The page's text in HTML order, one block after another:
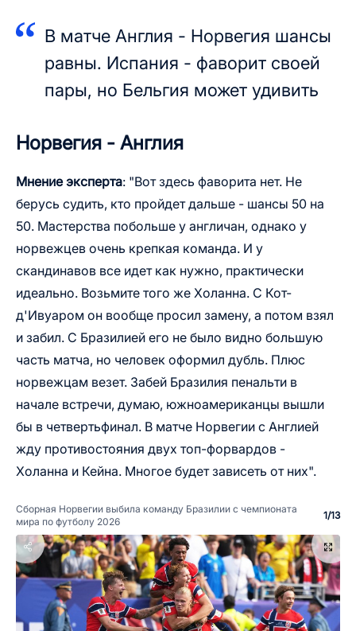
В матче Англия - Норвегия шансы
равны. Испания - фаворит своей
пары, но Бельгия может удивить
Норвегия - Англия
Мнение эксперта: "Вот здесь фаворита нет. Не
берусь судить, кто пройдет дальше - шансы 50 на
50. Мастерства побольше у англичан, однако у
норвежцев очень крепкая команда. И у
скандинавов все идет как нужно, практически
идеально. Возьмите того же Холанна. С Кот-
д'Ивуаром он вообще просил замену, а потом взял
и забил. С Бразилией его не было видно большую
часть матча, но человек оформил дубль. Плюс
норвежцам везет. Забей Бразилия пенальти в
начале встречи, думаю, южноамериканцы вышли
бы в четвертьфинал. В матче Норвегии с Англией
жду противостояния двух топ-форвардов -
Холанна и Кейна. Многое будет зависеть от них".
Сборная Норвегии выбила команду Бразилии с чемпионата
мира по футболу 2026
1/13